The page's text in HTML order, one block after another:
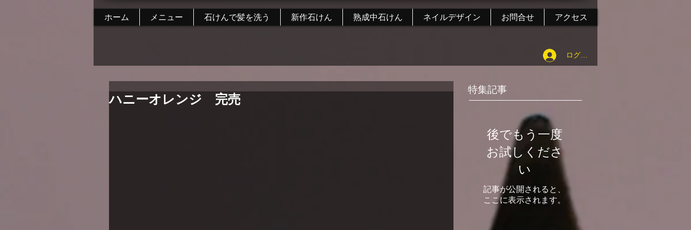
ホーム メニュー 石けんで髪を洗う 新作石けん 熟成中石けん ネイルデザイン お問合せ アクセス
ログイン
ハニーオレンジ 完売
特集記事
後でもう一度
お試しくださ
い
記事が公開されると、
ここに表示されます。